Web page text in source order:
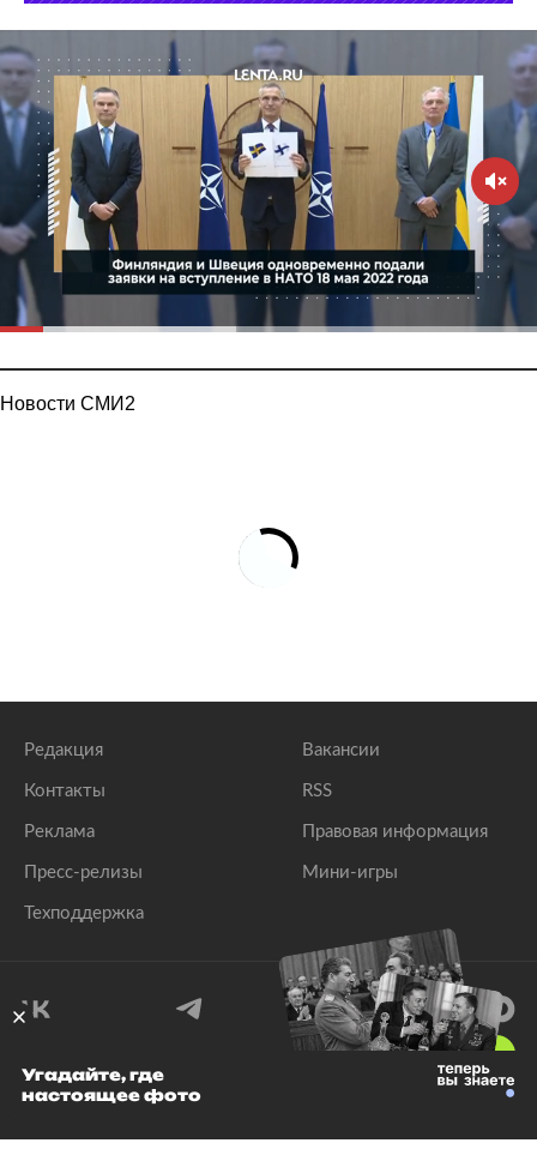
Новости СМИ2
Редакция
Контакты
Реклама
Пресс-релизы
Техподдержка
Вакансии
RSS
Правовая информация
Мини-игры
© 1999–2026 Все права защищены.
Угадайте, где
настоящее фото